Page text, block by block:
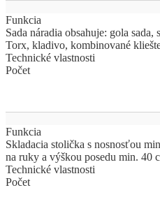
Funkcia
Sada náradia obsahuje: gola
Torx, kladivo, kombinované
Technické vlastnosti
Počet
Funkcia
Skladacia stolička s nosnosťou
na ruky a výškou posedu min. 40
Technické vlastnosti
Počet